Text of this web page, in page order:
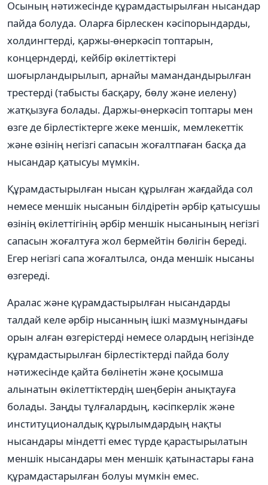
Осының нәтижесінде құрамдастырылған нысандар
пайда болуда. Оларға бірлескен кәсіпорындарды,
холдингтерді, қаржы-өнеркәсіп топтарын,
концерндерді, кейбір өкілеттіктері
шоғырландырылып, арнайы мамандандырылған
трестерді (табысты басқару, бөлу және иелену)
жатқызуға болады. Даржы-өнеркәсіп топтары мен
өзге де бірлестіктерге жеке меншік, мемлекеттік
және өзінің негізгі сапасын жоғалтпаған басқа да
нысандар қатысуы мүмкін.
Құрамдастырылған нысан құрылған жағдайда сол
немесе меншік нысанын білдіретін әрбір қатысушы
өзінің өкілеттігінің әрбір меншік нысанының негізгі
сапасын жоғалтуға жол бермейтін бөлігін береді.
Егер негізгі сапа жоғалтылса, онда меншік нысаны
өзгереді.
Аралас және қүрамдастырылған нысандарды
талдай келе әрбір нысанның ішкі мазмұнындағы
орын алған өзгерістерді немесе олардың негізінде
құрамдастырылған бірлестіктерді пайда болу
нәтижесінде қайта бөлінетін және қосымша
алынатын өкілеттіктердің шеңберін анықтауға
болады. Заңды тұлғалардың, кәсіпкерлік және
институционалдық құрылымдардың нақты
нысандары міндетті емес түрде қарастырылатын
меншік нысандары мен меншік қатынастары ғана
құрамдастарылған болуы мүмкін емес.